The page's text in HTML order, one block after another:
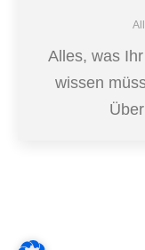
Alles, was
wissen